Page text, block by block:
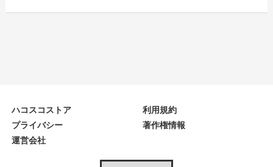
ハコスコストア
利用規約
プライバシー
著作権情報
運営会社